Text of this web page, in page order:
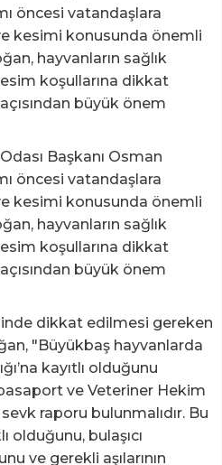
öncesi vatandaşlara
kesimi konusunda önemli
hayvanların sağlık
koşullarına dikkat
büyük önem
Başkanı Osman
öncesi vatandaşlara
kesimi konusunda önemli
hayvanların sağlık
koşullarına dikkat
büyük önem
dikkat edilmesi gereken
"Büyükbaş hayvanlarda
kayıtlı olduğunu
ve Veteriner Hekim
raporu bulunmalıdır. Bu
olduğunu, bulaşıcı
ve gerekli aşılarının